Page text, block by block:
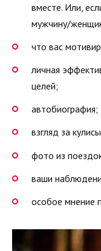
вместе. Или,
мужчину/
что вас
личная
целей;
автобиография;
взгляд за
фото из
ваши
особое мнение